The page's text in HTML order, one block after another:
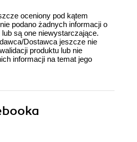
oceniony pod kątem
podano żadnych informacji o
lub są one niewystarczające.
Dostawca jeszcze nie
produktu lub nie
informacji na temat jego